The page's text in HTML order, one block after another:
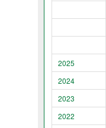
2025
2024
2023
2022